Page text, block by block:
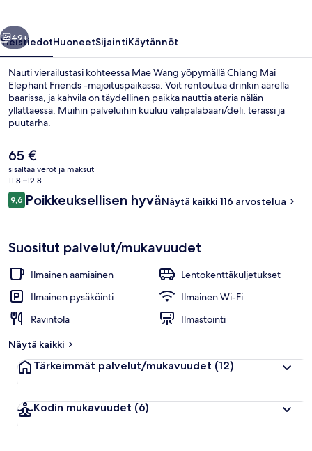
Seuraava
49+
YleistiedotHuoneetSijaintiKäytännöt
Nauti vierailustasi kohteessa Mae Wang yöpymällä Chiang Mai
Elephant Friends -majoituspaikassa. Voit rentoutua drinkin äärellä
baarissa, ja kahvila on täydellinen paikka nauttia ateria nälän
yllättäessä. Muihin palveluihin kuuluu välipalabaari/deli, terassi ja
puutarha.
Nykyinen
hinta
on
65 €
65 €
sisältää verot ja maksut
11.8.–12.8.
Arvostelut
9,69,6 kautta 10.
Poikkeuksellisen hyväNäytä kaikki 116 arvostelua
Suositut palvelut/mukavuudet
Ilmainen aamiainen
Lentokenttäkuljetukset
Ilmainen pysäköinti
Ilmainen Wi-Fi
Ravintola
Ilmastointi
Näytä kaikki
Tärkeimmät palvelut/mukavuudet (12)
Kodin mukavuudet (6)